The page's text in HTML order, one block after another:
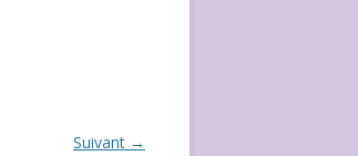
Suivant →